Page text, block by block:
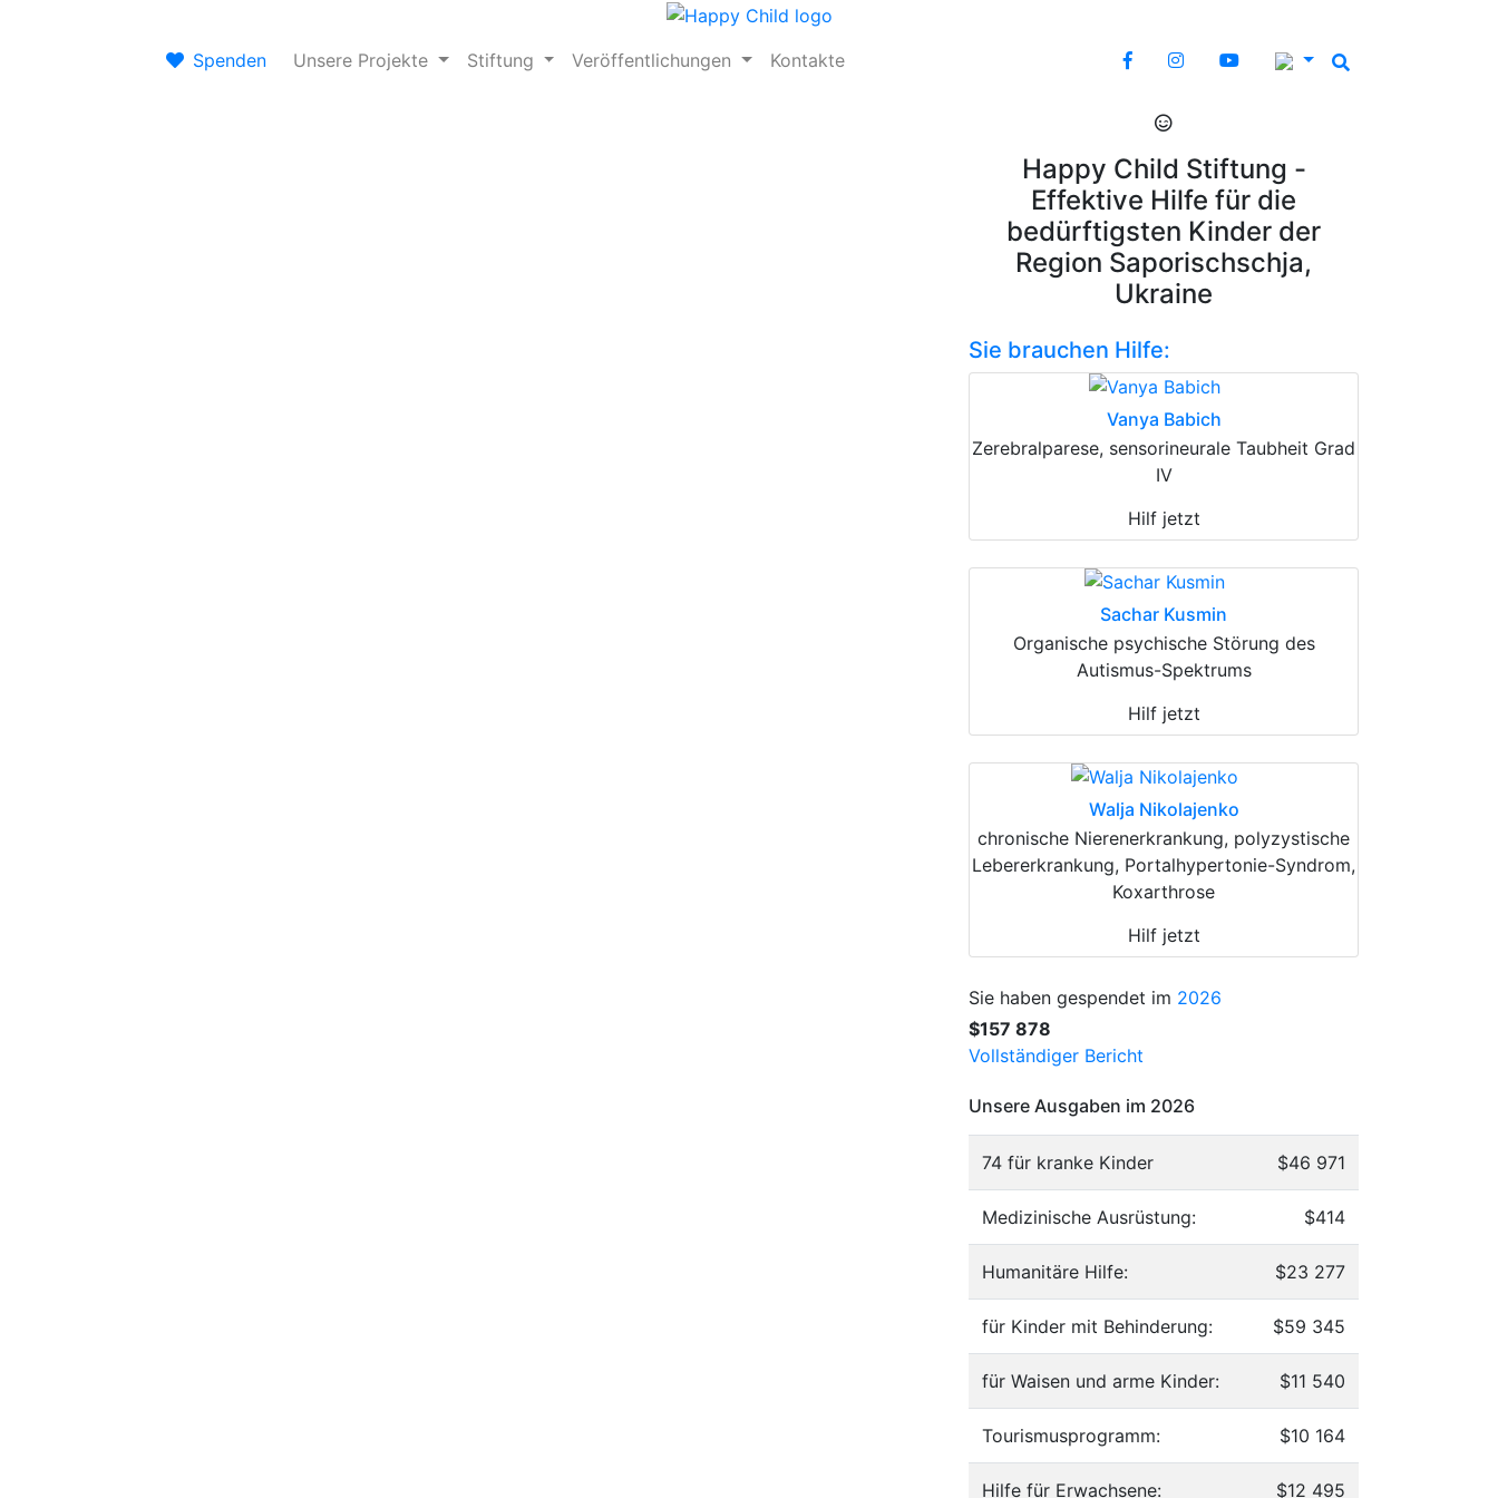
Spenden Unsere Projekte Stiftung Veröffentlichungen Kontakte
Happy Child Stiftung -
Effektive Hilfe für die
bedürftigsten Kinder der
Region Saporischschja,
Ukraine
Sie brauchen Hilfe:
Vanya Babich
Zerebralparese, sensorineurale Taubheit Grad
IV
Hilf jetzt
Sachar Kusmin
Organische psychische Störung des
Autismus-Spektrums
Hilf jetzt
Walja Nikolajenko
chronische Nierenerkrankung, polyzystische
Lebererkrankung, Portalhypertonie-Syndrom,
Koxarthrose
Hilf jetzt
Sie haben gespendet im 2026
$157 878
Vollständiger Bericht
Unsere Ausgaben im 2026
74 für kranke Kinder $46 971
Medizinische Ausrüstung: $414
Humanitäre Hilfe: $23 277
für Kinder mit Behinderung: $59 345
für Waisen und arme Kinder: $11 540
Tourismusprogramm: $10 164
Hilfe für Erwachsene: $12 495